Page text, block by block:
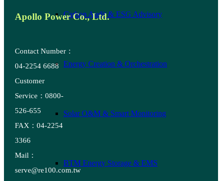
Carbon Audit & ESG Advisory
Energy Creation & Orchestration
Solar O&M & Smart Monitoring
BTM Energy Storage & EMS
Apollo Power Co., Ltd.
Contact Number：
04-2254 6688
Customer
Service：0800-
526-655
FAX：04-2254
3366
Mail：
serve@re100.com.tw